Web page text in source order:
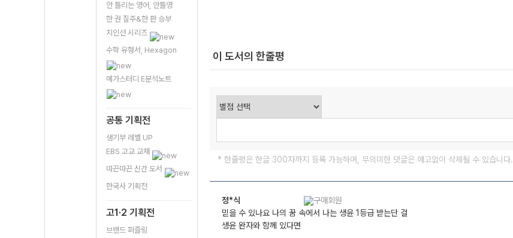
안 틀리는 영어, 안틀영
한 권 질주&한 판 승부
지인선 시리즈
수학 유형서, Hexagon
메가스터디 E분석노트
공통 기획전
생기부 레벨 UP
EBS 고교 교재
따끈따끈 신간 도서
한국사 기획전
고1·2 기획전
브랜드 퍼즐링
이 도서의 한줄평
* 한줄평은 한글 300자까지 등록 가능하며, 무의미한 댓글은 예고없이 삭제될 수 있습니다.
정*식
믿을 수 있나요 나의 꿈 속에서 나는 생윤 1등급 받는단 걸
생윤 완자와 함께 있다면